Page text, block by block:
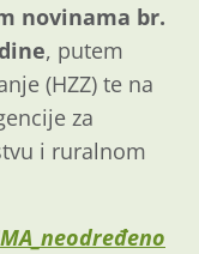
novinama br.
, putem
(HZZ) te na
za
i ruralnom